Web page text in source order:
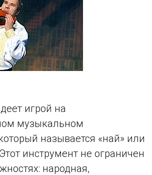
игрой на
музыкальном
называется «най» или
инструмент не ограничен
народная,